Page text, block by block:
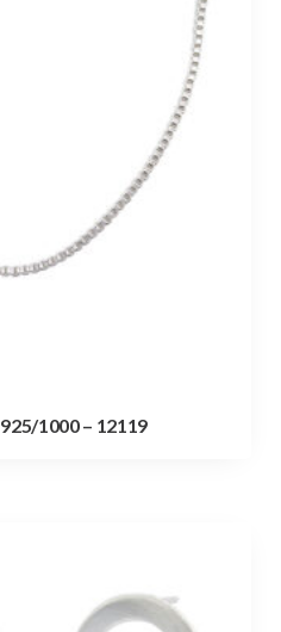
1000 – 12119